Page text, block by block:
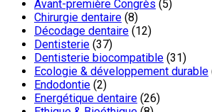
Avant-première Congrès (5)
Chirurgie dentaire (8)
Décodage dentaire (12)
Dentisterie (37)
Dentisterie biocompatible (31)
Ecologie & développement durable
Endodontie (2)
Energétique dentaire (26)